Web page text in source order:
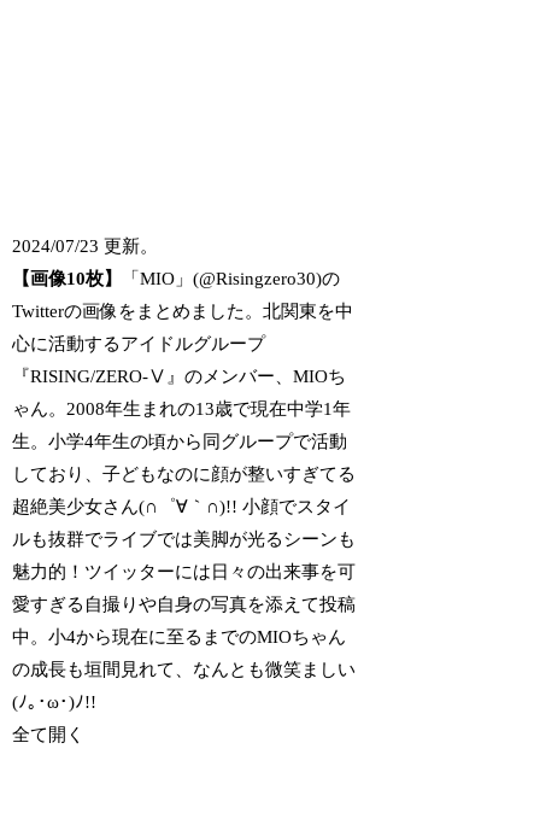
2024/07/23 更新。
【画像10枚】
「MIO」(@Risingzero30)の
Twitterの画像をまとめました。北関東を中
心に活動するアイドルグループ
『RISING/ZERO-Ⅴ』のメンバー、MIOち
ゃん。2008年生まれの13歳で現在中学1年
生。小学4年生の頃から同グループで活動
しており、子どもなのに顔が整いすぎてる
超絶美少女さん(∩゜∀｀∩)!! 小顔でスタイ
ルも抜群でライブでは美脚が光るシーンも
魅力的！ツイッターには日々の出来事を可
愛すぎる自撮りや自身の写真を添えて投稿
中。小4から現在に至るまでのMIOちゃん
の成長も垣間見れて、なんとも微笑ましい
(ﾉ｡･ω･)ﾉ!!
全て開く